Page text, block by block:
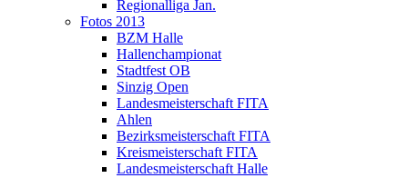
Regionalliga Jan.
Fotos 2013
BZM Halle
Hallenchampionat
Stadtfest OB
Sinzig Open
Landesmeisterschaft FITA
Ahlen
Bezirksmeisterschaft FITA
Kreismeisterschaft FITA
Landesmeisterschaft Halle